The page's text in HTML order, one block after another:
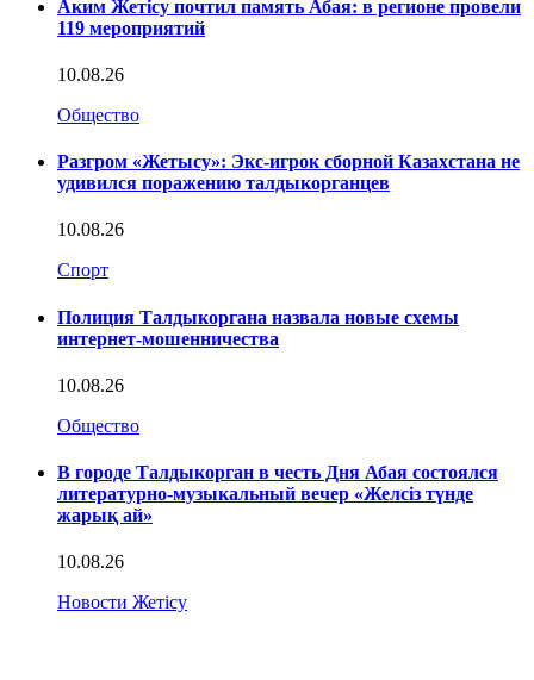
Аким Жетісу почтил память Абая: в регионе провели
119 мероприятий
10.08.26
Общество
Разгром «Жетысу»: Экс-игрок сборной Казахстана не
удивился поражению талдыкорганцев
10.08.26
Спорт
Полиция Талдыкоргана назвала новые схемы
интернет-мошенничества
10.08.26
Общество
В городе Талдыкорган в честь Дня Абая состоялся
литературно-музыкальный вечер «Желсіз түнде
жарық ай»
10.08.26
Новости Жетісу